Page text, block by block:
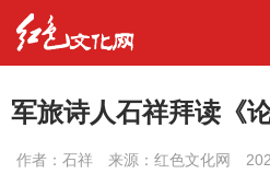
军旅诗人石祥拜读《
作者： 石祥 来源：红色文化网